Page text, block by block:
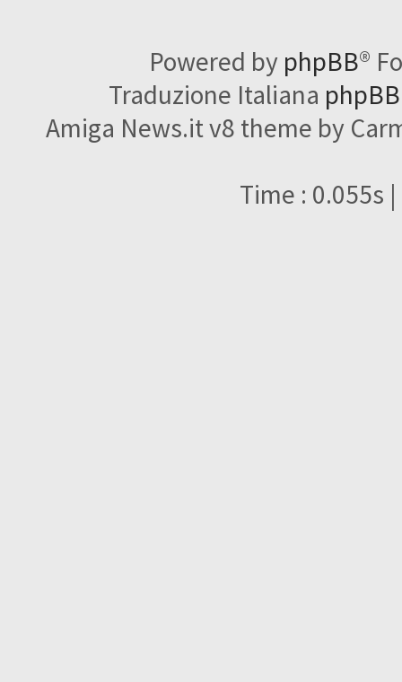
Powered by phpBB®
Traduzione Italiana
Amiga News.it v8 theme by
Time : 0.055s